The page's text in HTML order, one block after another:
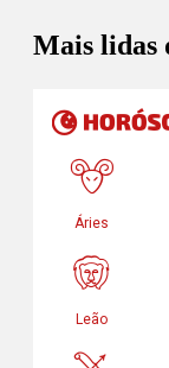
Mais lidas